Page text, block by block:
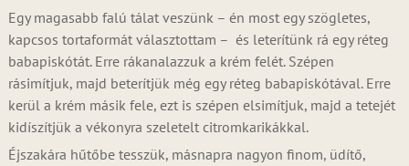
Egy magasabb falú tálat veszünk – én most egy szögletes,
kapcsos tortaformát választottam – és leterítünk rá egy réteg
babapiskótát. Erre rákanalazzuk a krém felét. Szépen
rásimítjuk, majd beterítjük még egy réteg babapiskótával. Erre
kerül a krém másik fele, ezt is szépen elsimítjuk, majd a tetejét
kidíszítjük a vékonyra szeletelt citromkarikákkal.
Éjszakára hűtőbe tesszük, másnapra nagyon finom, üdítő,